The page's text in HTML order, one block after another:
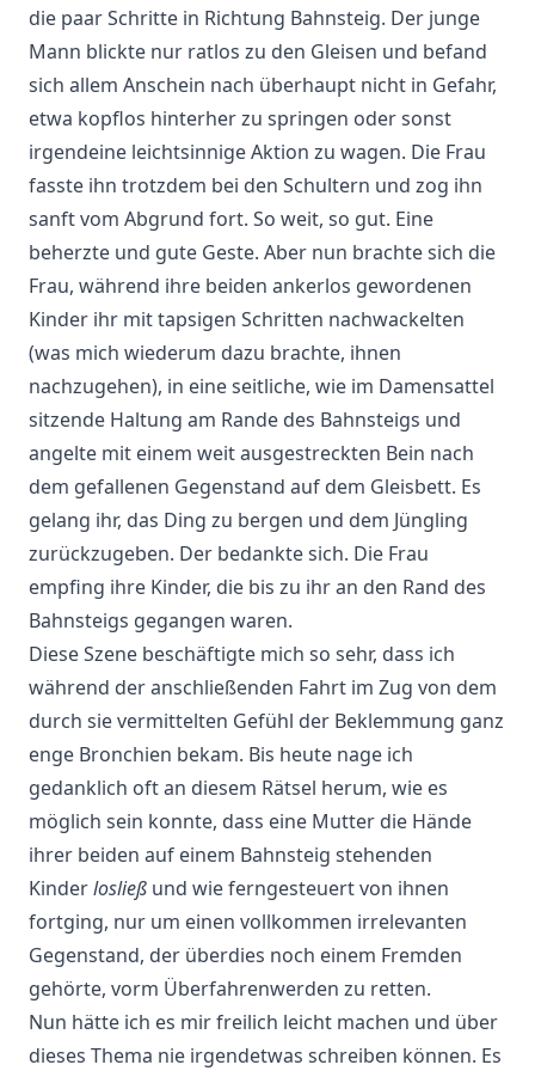
die paar Schritte in Richtung Bahnsteig. Der junge
Mann blickte nur ratlos zu den Gleisen und befand
sich allem Anschein nach überhaupt nicht in Gefahr,
etwa kopflos hinterher zu springen oder sonst
irgendeine leichtsinnige Aktion zu wagen. Die Frau
fasste ihn trotzdem bei den Schultern und zog ihn
sanft vom Abgrund fort. So weit, so gut. Eine
beherzte und gute Geste. Aber nun brachte sich die
Frau, während ihre beiden ankerlos gewordenen
Kinder ihr mit tapsigen Schritten nachwackelten
(was mich wiederum dazu brachte, ihnen
nachzugehen), in eine seitliche, wie im Damensattel
sitzende Haltung am Rande des Bahnsteigs und
angelte mit einem weit ausgestreckten Bein nach
dem gefallenen Gegenstand auf dem Gleisbett. Es
gelang ihr, das Ding zu bergen und dem Jüngling
zurückzugeben. Der bedankte sich. Die Frau
empfing ihre Kinder, die bis zu ihr an den Rand des
Bahnsteigs gegangen waren.
Diese Szene beschäftigte mich so sehr, dass ich
während der anschließenden Fahrt im Zug von dem
durch sie vermittelten Gefühl der Beklemmung ganz
enge Bronchien bekam. Bis heute nage ich
gedanklich oft an diesem Rätsel herum, wie es
möglich sein konnte, dass eine Mutter die Hände
ihrer beiden auf einem Bahnsteig stehenden
Kinderlosließ und wie ferngesteuert von ihnen
fortging, nur um einen vollkommen irrelevanten
Gegenstand, der überdies noch einem Fremden
gehörte, vorm Überfahrenwerden zu retten.
Nun hätte ich es mir freilich leicht machen und über
dieses Thema nie irgendetwas schreiben können. Es